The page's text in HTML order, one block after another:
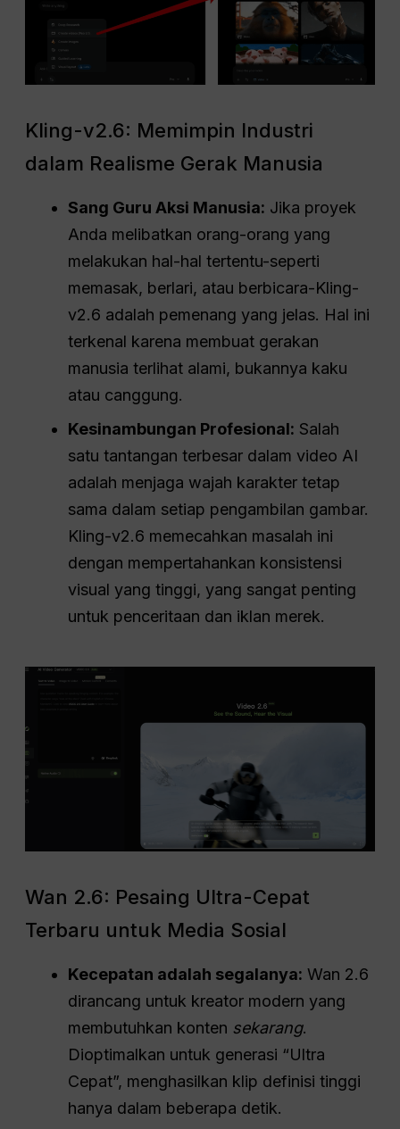
Kling-v2.6: Memimpin Industri
dalam Realisme Gerak Manusia
Sang Guru Aksi Manusia: Jika proyek
Anda melibatkan orang-orang yang
melakukan hal-hal tertentu-seperti
memasak, berlari, atau berbicara-Kling-
v2.6 adalah pemenang yang jelas. Hal ini
terkenal karena membuat gerakan
manusia terlihat alami, bukannya kaku
atau canggung.
Kesinambungan Profesional: Salah
satu tantangan terbesar dalam video AI
adalah menjaga wajah karakter tetap
sama dalam setiap pengambilan gambar.
Kling-v2.6 memecahkan masalah ini
dengan mempertahankan konsistensi
visual yang tinggi, yang sangat penting
untuk penceritaan dan iklan merek.
Wan 2.6: Pesaing Ultra-Cepat
Terbaru untuk Media Sosial
Kecepatan adalah segalanya: Wan 2.6
dirancang untuk kreator modern yang
membutuhkan konten sekarang.
Dioptimalkan untuk generasi “Ultra
Cepat”, menghasilkan klip definisi tinggi
hanya dalam beberapa detik.